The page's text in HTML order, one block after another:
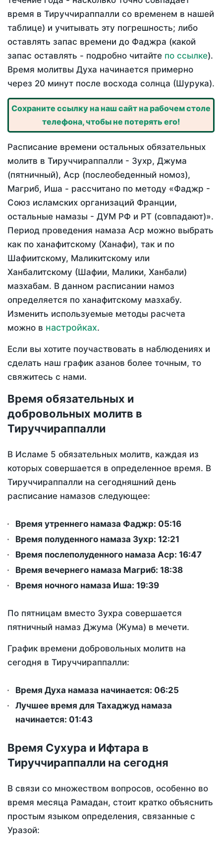
время в Тируччираппалли со временем в нашей
таблице) и учитывать эту погрешность; либо
оставлять запас времени до Фаджра (какой
запас оставлять - подробно читайте по ссылке).
Время молитвы Духа начинается примерно
через 20 минут после восхода солнца (Шурука).
Сохраните ссылку на наш сайт на рабочем столе
телефона, чтобы не потерять его!
Расписание времени остальных обязательных
молитв в Тируччираппалли - Зухр, Джума
(пятничный), Аср (послеобеденный номоз),
Магриб, Иша - рассчитано по методу «Фаджр -
Союз исламских организаций Франции,
остальные намазы - ДУМ РФ и РТ (совпадают)».
Период проведения намаза Аср можно выбрать
как по ханафитскому (Ханафи), так и по
Шафиитскому, Маликитскому или
Ханбалитскому (Шафии, Малики, Ханбали)
мазхабам. В данном расписании намоз
определяется по ханафитскому мазхабу.
Изменить используемые методы расчета
можно в настройках.
Если вы хотите поучаствовать в наблюдениях и
сделать наш график азанов более точным, то
свяжитесь с нами.
Время обязательных и
добровольных молитв в
Тируччираппалли
В Исламе 5 обязательных молитв, каждая из
которых совершается в определенное время. В
Тируччираппалли на сегодняшний день
расписание намазов следующее:
Время утреннего намаза Фаджр: 05:16
Время полуденного намаза Зухр: 12:21
Время послеполуденного намаза Аср: 16:47
Время вечернего намаза Магриб: 18:38
Время ночного намаза Иша: 19:39
По пятницам вместо Зухра совершается
пятничный намаз Джума (Жума) в мечети.
График времени добровольных молитв на
сегодня в Тируччираппалли:
Время Духа намаза начинается: 06:25
Лучшее время для Тахаджуд намаза
начинается: 01:43
Время Сухура и Ифтара в
Тируччираппалли на сегодня
В связи со множеством вопросов, особенно во
время месяца Рамадан, стоит кратко объяснить
простым языком определения, связанные с
Уразой: